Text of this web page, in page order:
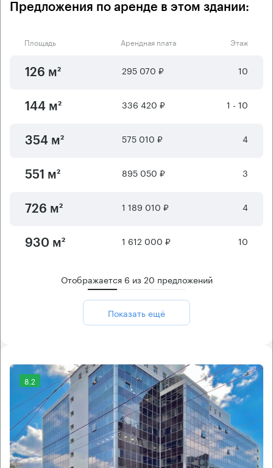
Предложения по аренде в этом здании:
Площадь Арендная плата Этаж
126 м² 295 070 ₽ 10
144 м² 336 420 ₽ 1 - 10
354 м² 575 010 ₽ 4
551 м² 895 050 ₽ 3
726 м² 1 189 010 ₽ 4
930 м² 1 612 000 ₽ 10
Отображается 6 из20 предложений
Показать ещё
8.2